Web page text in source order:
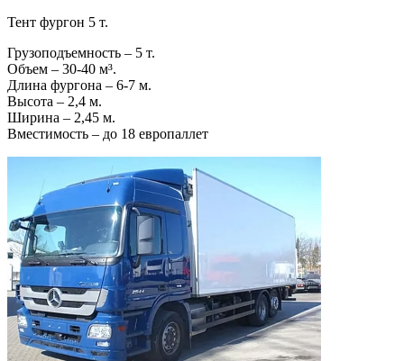
Тент фургон 5 т.
Грузоподъемность – 5 т.
Объем – 30-40 м³.
Длина фургона – 6-7 м.
Высота – 2,4 м.
Ширина – 2,45 м.
Вместимость – до 18 европаллет